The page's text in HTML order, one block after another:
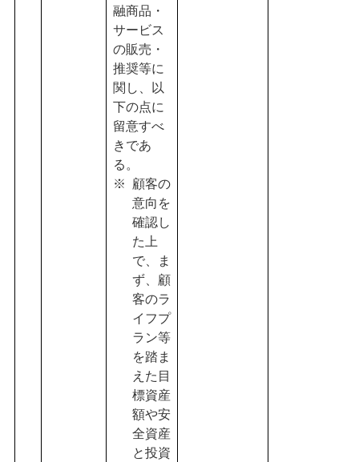
融商品・
サービス
の販売・
推奨等に
関し、以
下の点に
留意すべ
きであ
る。
顧客の
意向を
確認し
た上
で、ま
ず、顧
客のラ
イフプ
ラン等
を踏ま
えた目
標資産
額や安
全資産
と投資